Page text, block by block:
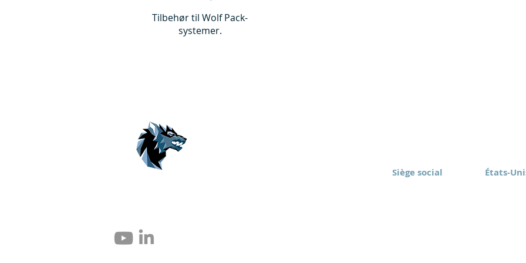
Tilbehør til Wolf Pack-
systemer.
Siège social États-